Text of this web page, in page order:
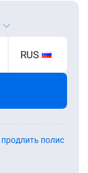
RUS
продлить полис